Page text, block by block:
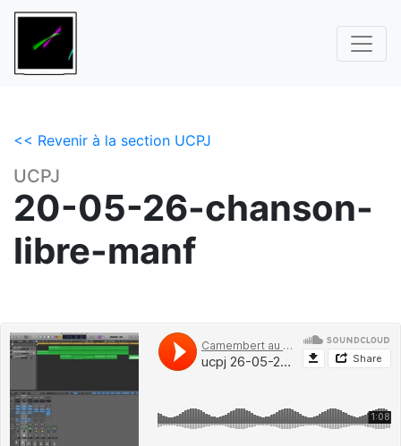
<< Revenir à la section UCPJ
UCPJ
20-05-26-chanson-
libre-manf